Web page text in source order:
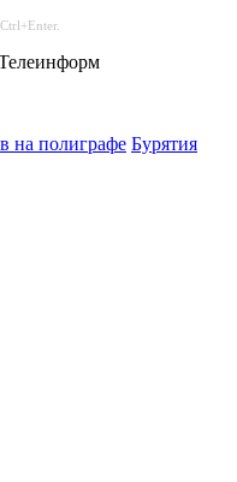
на полиграфе Бурятия